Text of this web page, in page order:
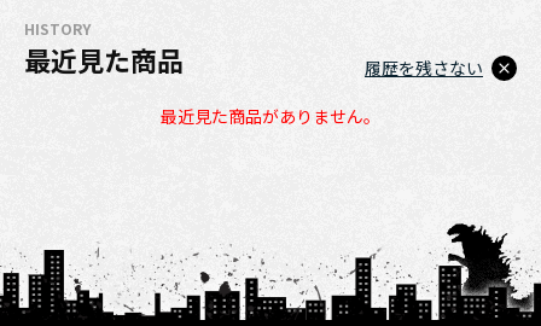
HISTORY
最近見た商品
最近見た商品がありません。
履歴を残さない